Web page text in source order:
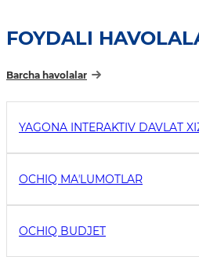
FOYDALI
Barcha havolalar
YAGONA INTERAKTIV DAVLAT
OCHIQ MAʼLUMOTLAR
OCHIQ BUDJET